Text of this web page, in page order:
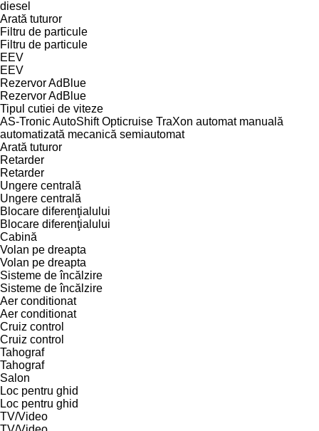
diesel
Arată tuturor
Filtru de particule
Filtru de particule
EEV
EEV
Rezervor AdBlue
Rezervor AdBlue
Tipul cutiei de viteze
AS-TronicAutoShift Opticruise TraXon automat manuală
automatizată mecanică semiautomat
Arată tuturor
Retarder
Retarder
Ungere centrală
Ungere centrală
Blocare diferenţialului
Blocare diferenţialului
Cabină
Volan pe dreapta
Volan pe dreapta
Sisteme de încălzire
Sisteme de încălzire
Aer conditionat
Aer conditionat
Cruiz control
Cruiz control
Tahograf
Tahograf
Salon
Loc pentru ghid
Loc pentru ghid
TV/Video